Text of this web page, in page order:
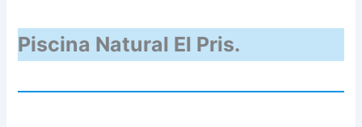
Piscina Natural El Pris.